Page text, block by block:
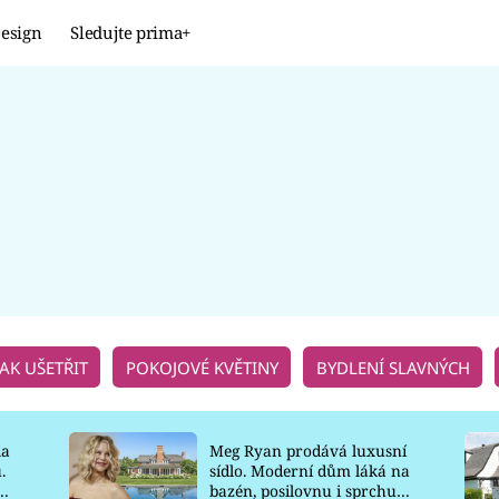
Sledujte prima+
UŠETŘIT POKOJOVÉ KVĚTINY BYDLENÍ SLAVNÝCH
Meg Ryan prodává luxusní
sídlo. Moderní dům láká na
bazén, posilovnu i sprchu